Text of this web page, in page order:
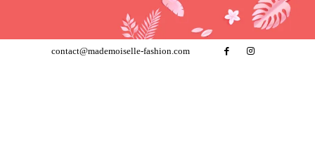
contact@mademoiselle-fashion.com